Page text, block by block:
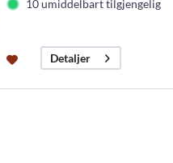
10 umiddelbart tilgjengelig
Detaljer